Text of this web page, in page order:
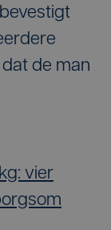
de man
vier